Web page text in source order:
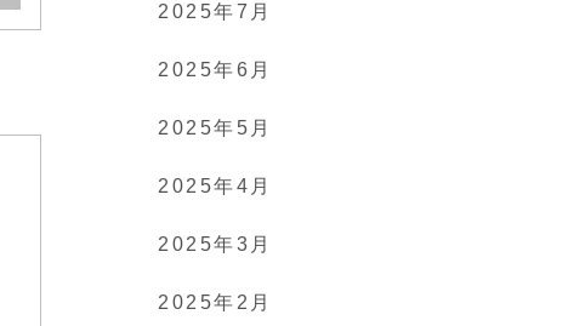
2025年7月
2025年6月
2025年5月
2025年4月
2025年3月
2025年2月